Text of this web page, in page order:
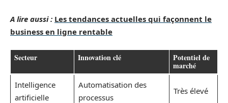
A lire aussi : Les tendances actuelles qui façonnent le
business en ligne rentable
Secteur Innovation clé Potentiel de
marché
Intelligence
artificielle
Automatisation des
processus
Très élevé